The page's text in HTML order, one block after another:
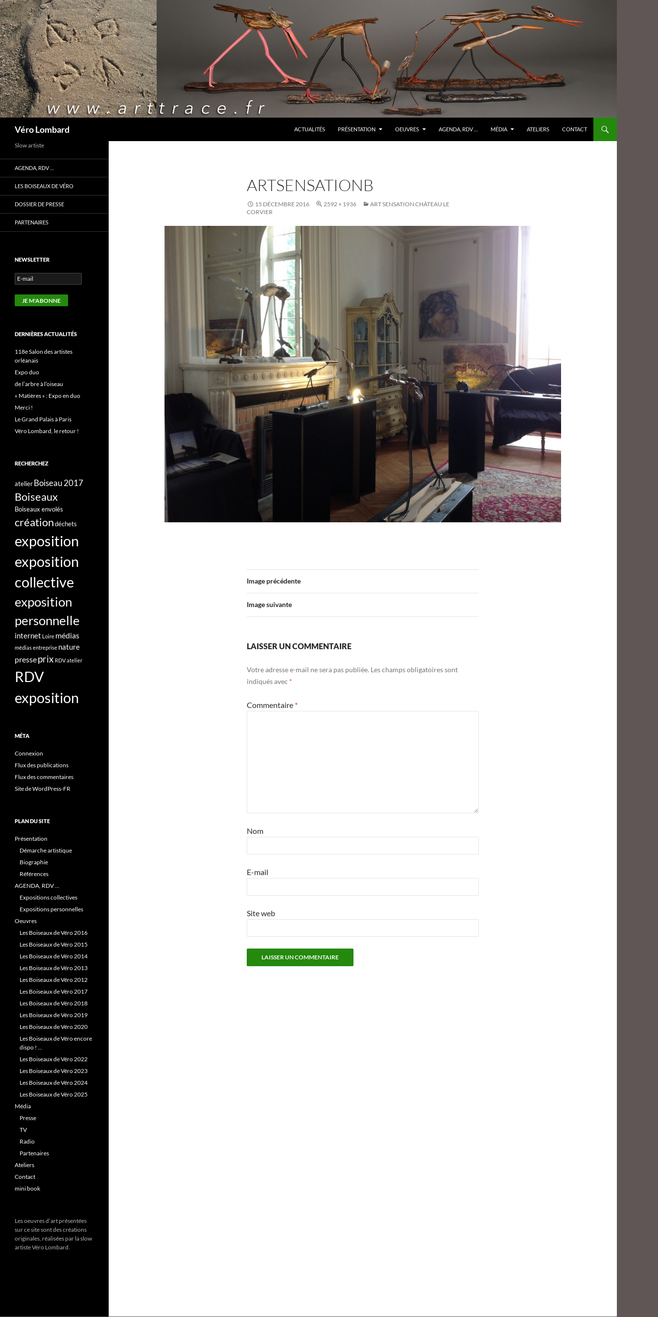
Véro Lombard
ACTUALITÉS
PRÉSENTATION OEUVRES AGENDA, RDV … MÉDIA ATELIERS CONTACT
ARTSENSATIONB
15 DÉCEMBRE 2016 2592 × 1936
ART SENSATION CHÂTEAU LE
CORVIER
Image précédente
Image suivante
LAISSER UN COMMENTAIRE
Votre adresse e-mail ne sera pas publiée. Les champs obligatoires sont
indiqués avec *
Commentaire *
Nom
E-mail
Site web
Slow artiste
AGENDA, RDV …
LES BOISEAUX DE VÉRO
DOSSIER DE PRESSE
PARTENAIRES
NEWSLETTER
DERNIÈRES ACTUALITÉS
118e Salon des artistes
orléanais
Expo duo
de l’arbre à l’oiseau
« Matières » : Expo en duo
Merci !
Le Grand Palais à Paris
Véro Lombard, le retour !
RECHERCHEZ
atelierBoiseau 2017
Boiseaux
Boiseaux envolés
créationdéchets
exposition
exposition
collective
exposition
personnelle
internet Loire médias
médias entreprise nature
presseprix RDV atelier
RDV
exposition
MÉTA
Connexion
Flux des publications
Flux des commentaires
Site de WordPress-FR
PLAN DU SITE
Présentation
Démarche artistique
Biographie
Références
AGENDA, RDV …
Expositions collectives
Expositions personnelles
Oeuvres
Les Boiseaux de Véro 2016
Les Boiseaux de Véro 2015
Les Boiseaux de Véro 2014
Les Boiseaux de Véro 2013
Les Boiseaux de Véro 2012
Les Boiseaux de Véro 2017
Les Boiseaux de Véro 2018
Les Boiseaux de Véro 2019
Les Boiseaux de Véro 2020
Les Boiseaux de Véro encore
dispo ! …
Les Boiseaux de Véro 2022
Les Boiseaux de Véro 2023
Les Boiseaux de Véro 2024
Les Boiseaux de Véro 2025
Média
Presse
TV
Radio
Partenaires
Ateliers
Contact
mini book
Les oeuvres d’art présentées
sur ce site sont des créations
originales, réalisées par la slow
artiste Véro Lombard.